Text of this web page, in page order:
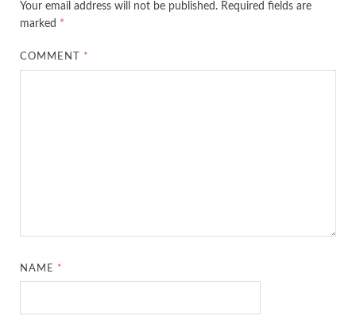
Your email address will not be published. Required fields are
marked *
COMMENT *
NAME *